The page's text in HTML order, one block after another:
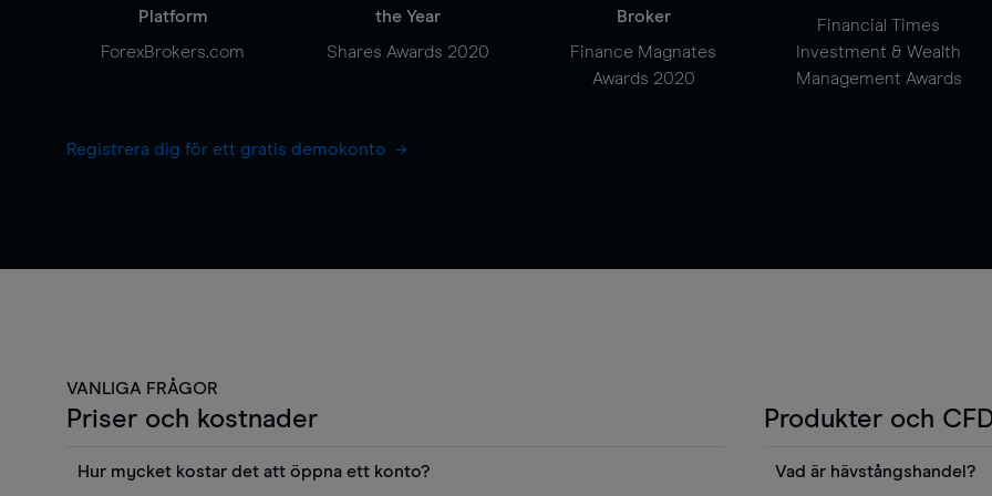
Platform
ForexBrokers.com
the Year
Shares Awards 2020
Broker
Finance Magnates
Awards 2020
Financial Times
Investment & Wealth
Management Awards
Registrera dig för ett gratis demokonto
VANLIGA FRÅGOR
Priser och kostnader
Hur mycket kostar det att öppna ett konto?
Produkter och
Vad är hävstångshandel?